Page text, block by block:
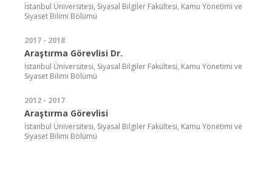
İstanbul Üniversitesi, Siyasal Bilgiler Fakültesi, Kamu Yönetimi ve
Siyaset Bilimi Bölümü
2017 - 2018
Araştırma Görevlisi Dr.
İstanbul Üniversitesi, Siyasal Bilgiler Fakültesi, Kamu Yönetimi ve
Siyaset Bilimi Bölümü
2012 - 2017
Araştırma Görevlisi
İstanbul Üniversitesi, Siyasal Bilgiler Fakültesi, Kamu Yönetimi ve
Siyaset Bilimi Bölümü